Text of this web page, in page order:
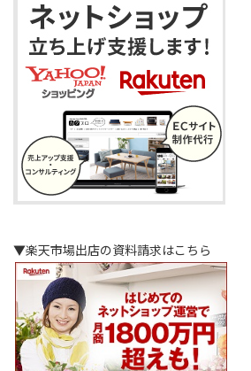
▼楽天市場出店の資料請求はこちら